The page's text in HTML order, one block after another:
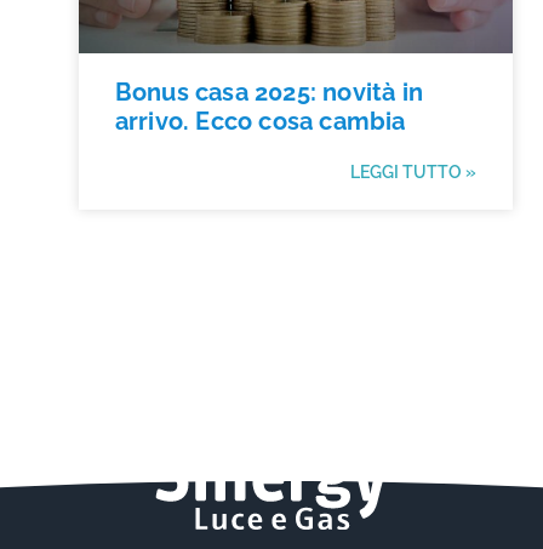
Bonus casa 2025: novità in
arrivo. Ecco cosa cambia
LEGGI TUTTO »